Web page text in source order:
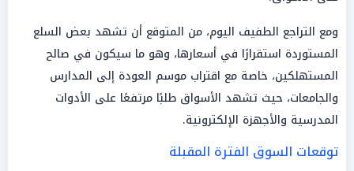
ومع التراجع الطفيف اليوم، من المتوقع أن تشهد بعض السلع
المستوردة استقرارًا في أسعارها، وهو ما سيكون في صالح
المستهلكين، خاصة مع اقتراب موسم العودة إلى المدارس
والجامعات، حيث تشهد الأسواق طلبًا مرتفعًا على الأدوات
المدرسية والأجهزة الإلكترونية.
توقعات السوق الفترة المقبلة